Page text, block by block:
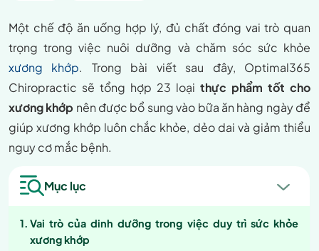
Một chế độ ăn uống hợp lý, đủ chất đóng vai trò quan
trọng trong việc nuôi dưỡng và chăm sóc sức khỏe
xương khớp. Trong bài viết sau đây, Optimal365
Chiropractic sẽ tổng hợp 23 loại thực phẩm tốt cho
xương khớp nên được bổ sung vào bữa ăn hàng ngày để
giúp xương khớp luôn chắc khỏe, dẻo dai và giảm thiểu
nguy cơ mắc bệnh.
Mục lục
Vai trò của dinh dưỡng trong việc duy trì sức khỏe
xương khớp